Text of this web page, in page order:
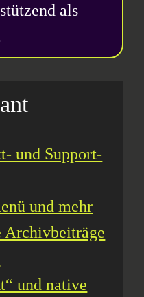
als
und Support-
und mehr
Archivbeiträge
und native